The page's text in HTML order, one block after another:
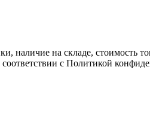
наличие на складе,
с Политикой